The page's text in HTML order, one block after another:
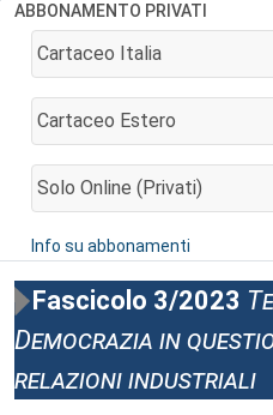
ABBONAMENTO PRIVATI
Cartaceo Italia
AGGIUNGI AL CARRELLO
Cartaceo Estero
AGGIUNGI AL CARRELLO
Solo Online (privati)
AGGIUNGI AL CARRELLO
Info su abbonamenti
Fascicolo 3/2023
Democrazia in
relazioni industriali